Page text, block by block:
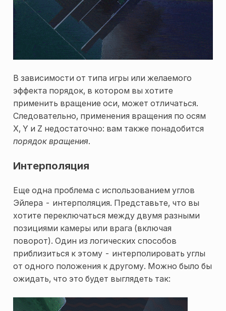
В зависимости от типа игры или желаемого
эффекта порядок, в котором вы хотите
применить вращение оси, может отличаться.
Следовательно, применения вращения по осям
X, Y и Z недостаточно: вам также понадобится
порядок вращения.
Интерполяция
Еще одна проблема с использованием углов
Эйлера - интерполяция. Представьте, что вы
хотите переключаться между двумя разными
позициями камеры или врага (включая
поворот). Один из логических способов
приблизиться к этому - интерполировать углы
от одного положения к другому. Можно было бы
ожидать, что это будет выглядеть так: